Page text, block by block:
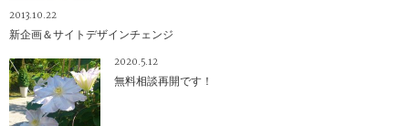
2013.10.22
新企画＆サイトデザインチェンジ
2020.5.12
無料相談再開です！